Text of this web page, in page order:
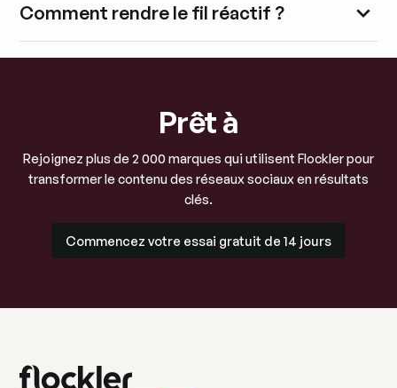
Comment rendre le fil réactif ?
Prêt à
Rejoignez plus de 2 000 marques qui utilisent Flockler pour
transformer le contenu des réseaux sociaux en résultats
clés.
Commencez votre essai gratuit de 14 jours